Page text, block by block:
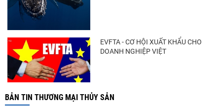
Điểm tin thủy sản thế giới ngày 3/8/2026
EVFTA - CƠ HỘI XUẤT KHẨU CHO
DOANH NGHIỆP VIỆT
BẢN TIN THƯƠNG MẠI THỦY SẢN